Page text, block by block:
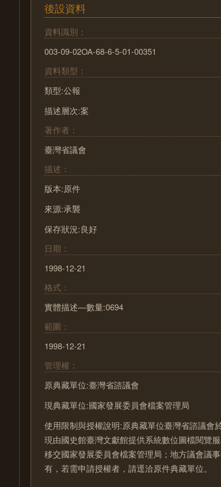
後設資料
資料識別：
003-09-02OA-68-6-5-01-00351
資料類型：
類型:公報
描述層次:案
著作者：
臺灣省議會
描述：
版本:原件
來源:承襲
保存狀況:良好
日期：
1998-12-21
格式：
實體描述—數量:0694
範圍：
1998-12-21
管理權：
原典藏單位:臺灣省諮議會
現典藏單位:國家發展委員會檔案管理局
使用限制與授權說明:原典藏單位臺灣省諮議會
現由國史館臺灣文獻館提供系統數位圖檔閱覽
移交國家發展委員會檔案管理局；地方議會議
有，若需申請授權者，請逕洽原件典藏單位。